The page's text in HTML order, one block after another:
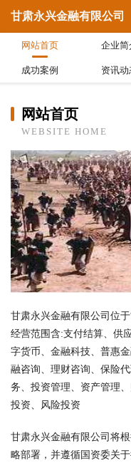
甘肃永兴金融有限公司
网站首页 企业简
成功案例 资讯动
网站首页
WEBSITE HOME
甘肃永兴金融有限公司位
经营范围含:支付结算、供
字货币、金融科技、普惠
融咨询、理财咨询、保险
务、投资管理、资产管理
投资、风险投资
甘肃永兴金融有限公司将
略部署，并遵循国资委关